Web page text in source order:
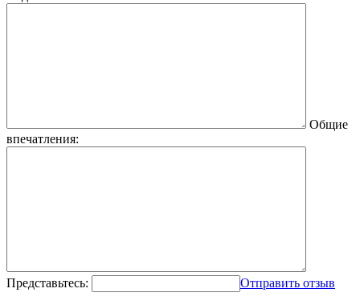
Общие
впечатления:
Представьтесь: Отправить отзыв